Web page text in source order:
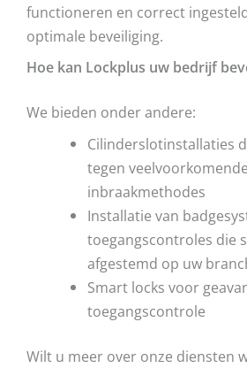
functioneren en correct
optimale beveiliging.
Hoe kan Lockplus uw bedrijf
We bieden onder andere:
Cilinderslotinstallaties
tegen veelvoorkomende
inbraakmethodes
Installatie van
toegangscontroles die
afgestemd op uw
Smart locks voor
toegangscontrole
Wilt u meer over onze diensten